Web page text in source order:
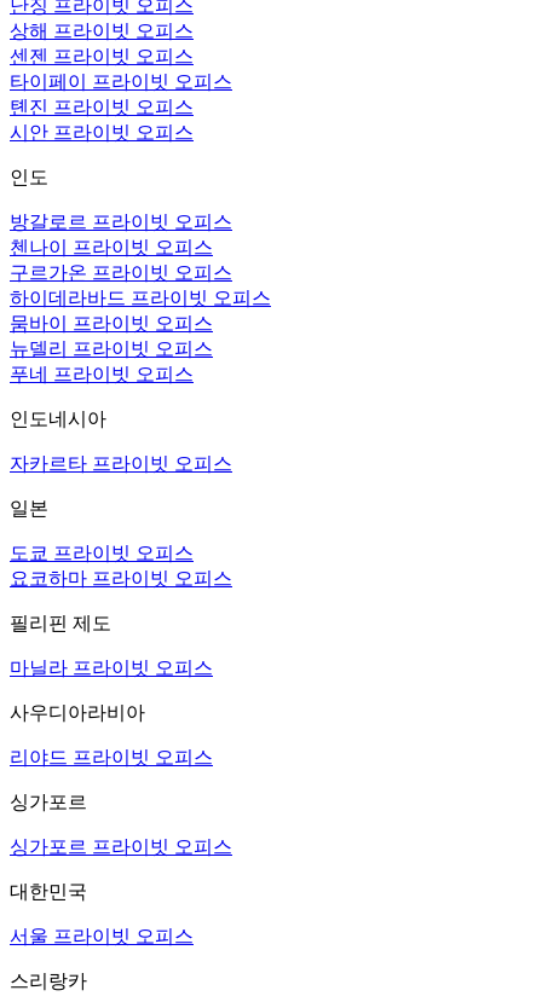
난징 프라이빗 오피스
상해 프라이빗 오피스
센젠 프라이빗 오피스
타이페이 프라이빗 오피스
톈진 프라이빗 오피스
시안 프라이빗 오피스
인도
방갈로르 프라이빗 오피스
첸나이 프라이빗 오피스
구르가온 프라이빗 오피스
하이데라바드 프라이빗 오피스
뭄바이 프라이빗 오피스
뉴델리 프라이빗 오피스
푸네 프라이빗 오피스
인도네시아
자카르타 프라이빗 오피스
일본
도쿄 프라이빗 오피스
요코하마 프라이빗 오피스
필리핀 제도
마닐라 프라이빗 오피스
사우디아라비아
리야드 프라이빗 오피스
싱가포르
싱가포르 프라이빗 오피스
대한민국
서울 프라이빗 오피스
스리랑카